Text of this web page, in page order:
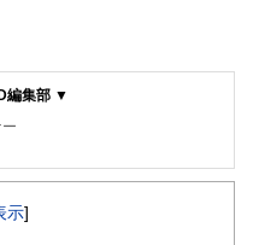
編集部 ▼
融、経済に関する記事を、日々
ようわかりやすく発信していま
示]